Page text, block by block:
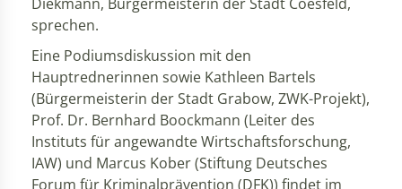
sprechen.
Eine Podiumsdiskussion mit den
Hauptrednerinnen sowie Kathleen Bartels
(Bürgermeisterin der Stadt Grabow, ZWK-Projekt),
Prof. Dr. Bernhard Boockmann (Leiter des
Instituts für angewandte Wirtschaftsforschung,
IAW) und Marcus Kober (Stiftung Deutsches
Forum für Kriminalprävention (DFK)) findet im